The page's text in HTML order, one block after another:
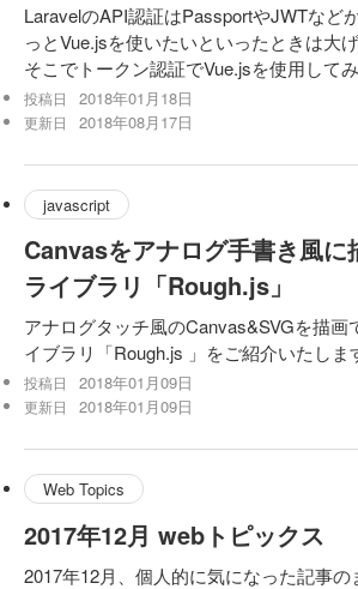
LaravelのAPI認証はPassportやJWTなど
っとVue.jsを使いたいといったときは大
そこでトークン認証でVue.jsを使用して
投稿日 2018年01月18日
更新日 2018年08月17日
javascript
Canvasをアナログ手書き風に
ライブラリ「Rough.js」
アナログタッチ風のCanvas&SVGを描画
イブラリ「Rough.js 」をご紹介いたしま
投稿日 2018年01月09日
更新日 2018年01月09日
Web Topics
2017年12月 webトピックス
2017年12月、個人的に気になった記事の